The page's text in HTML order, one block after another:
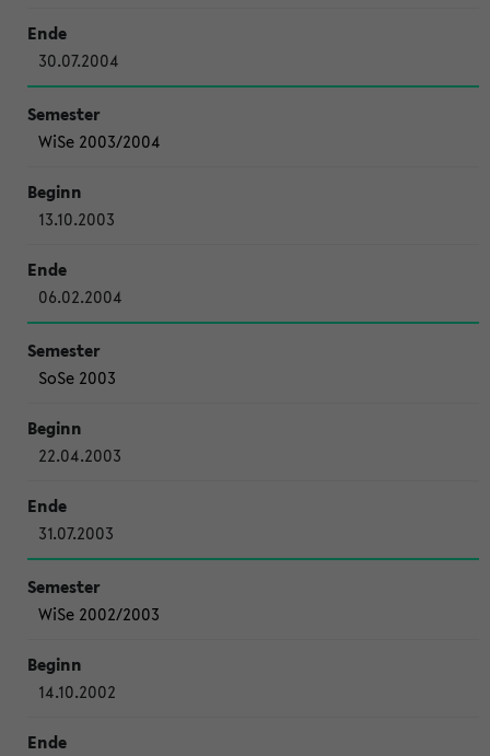
30.07.2004
WiSe 2003/2004
13.10.2003
06.02.2004
SoSe 2003
22.04.2003
31.07.2003
WiSe 2002/2003
14.10.2002